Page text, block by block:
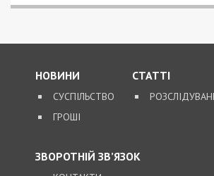
НОВИНИ
СУСПІЛЬСТВО
ГРОШІ
СТАТТІ
ЗВОРОТНІЙ ЗВ’ЯЗОК